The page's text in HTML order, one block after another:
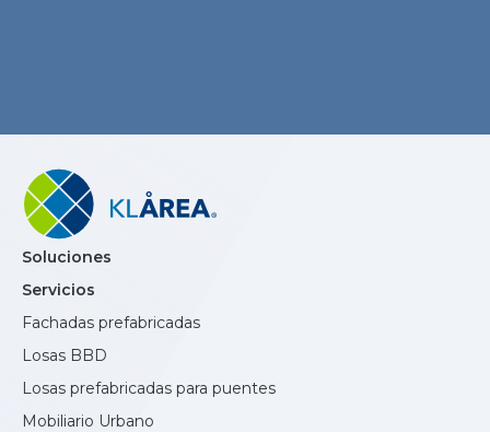
Soluciones
Servicios
Fachadas prefabricadas
Losas BBD
Losas prefabricadas para puentes
Mobiliario Urbano